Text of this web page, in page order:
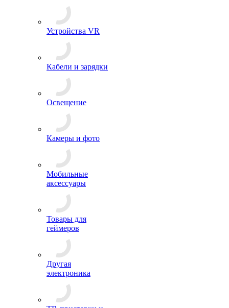
Устройства VR
Кабели и зарядки
Освещение
Камеры и фото
Мобильные
аксессуары
Товары для
геймеров
Другая
электроника